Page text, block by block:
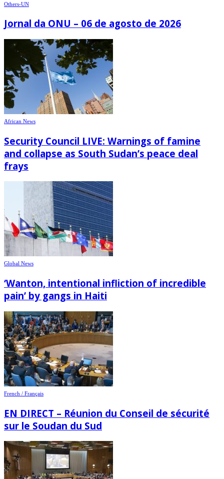
Others-UN
Jornal da ONU – 06 de agosto de 2026
African News
Security Council LIVE: Warnings of famine
and collapse as South Sudan’s peace deal
frays
Global News
‘Wanton, intentional infliction of incredible
pain’ by gangs in Haiti
French / Français
EN DIRECT – Réunion du Conseil de sécurité
sur le Soudan du Sud